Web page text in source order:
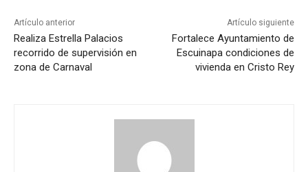
Artículo anterior
Realiza Estrella Palacios
recorrido de supervisión en
zona de Carnaval
Artículo siguiente
Fortalece Ayuntamiento de
Escuinapa condiciones de
vivienda en Cristo Rey